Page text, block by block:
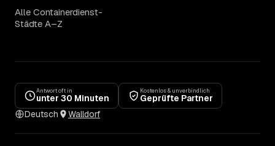
Alle Containerdienst-
Städte A–Z
Antwort oft in
unter 30 Minuten
Kostenlos & unverbindlich
Geprüfte Partner
Deutsch
Walldorf